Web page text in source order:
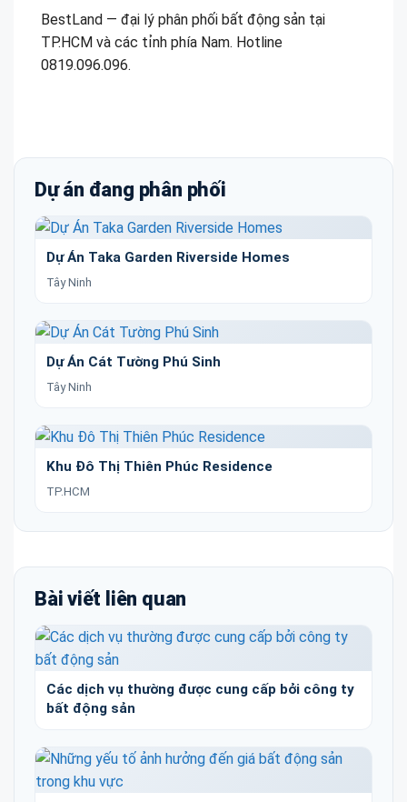
BestLand — đại lý phân phối bất động sản tại
TP.HCM và các tỉnh phía Nam. Hotline
0819.096.096.
Dự án đang phân phối
Dự Án Taka Garden Riverside Homes
Tây Ninh
Dự Án Cát Tường Phú Sinh
Tây Ninh
Khu Đô Thị Thiên Phúc Residence
TP.HCM
Bài viết liên quan
Các dịch vụ thường được cung cấp bởi công ty
bất động sản